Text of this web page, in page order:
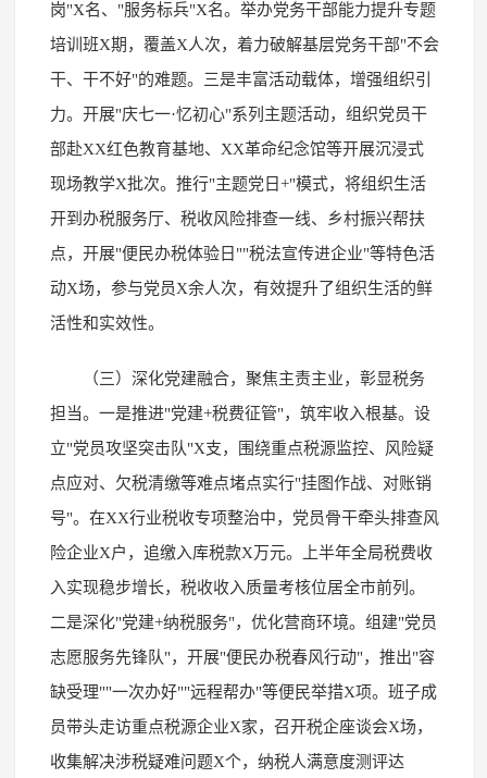
岗"X名、"服务标兵"X名。举办党务干部能力提升专题
培训班X期，覆盖X人次，着力破解基层党务干部"不会
干、干不好"的难题。三是丰富活动载体，增强组织引
力。开展"庆七一·忆初心"系列主题活动，组织党员干
部赴XX红色教育基地、XX革命纪念馆等开展沉浸式
现场教学X批次。推行"主题党日+"模式，将组织生活
开到办税服务厅、税收风险排查一线、乡村振兴帮扶
点，开展"便民办税体验日""税法宣传进企业"等特色活
动X场，参与党员X余人次，有效提升了组织生活的鲜
活性和实效性。
（三）深化党建融合，聚焦主责主业，彰显税务
担当。一是推进"党建+税费征管"，筑牢收入根基。设
立"党员攻坚突击队"X支，围绕重点税源监控、风险疑
点应对、欠税清缴等难点堵点实行"挂图作战、对账销
号"。在XX行业税收专项整治中，党员骨干牵头排查风
险企业X户，追缴入库税款X万元。上半年全局税费收
入实现稳步增长，税收收入质量考核位居全市前列。
二是深化"党建+纳税服务"，优化营商环境。组建"党员
志愿服务先锋队"，开展"便民办税春风行动"，推出"容
缺受理""一次办好""远程帮办"等便民举措X项。班子成
员带头走访重点税源企业X家，召开税企座谈会X场，
收集解决涉税疑难问题X个，纳税人满意度测评达